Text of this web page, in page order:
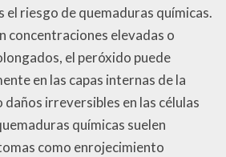
el riesgo de quemaduras químicas.
concentraciones elevadas o
el peróxido puede
en las capas internas de la
daños irreversibles en las células
químicas suelen
como enrojecimiento